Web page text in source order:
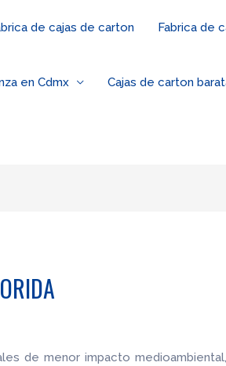
de cajas de carton Fabrica de
en Cdmx Cajas de carton
de menor impacto